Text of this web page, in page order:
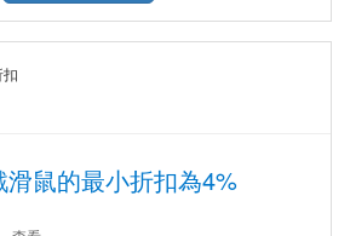
鼠的最小折扣為4%